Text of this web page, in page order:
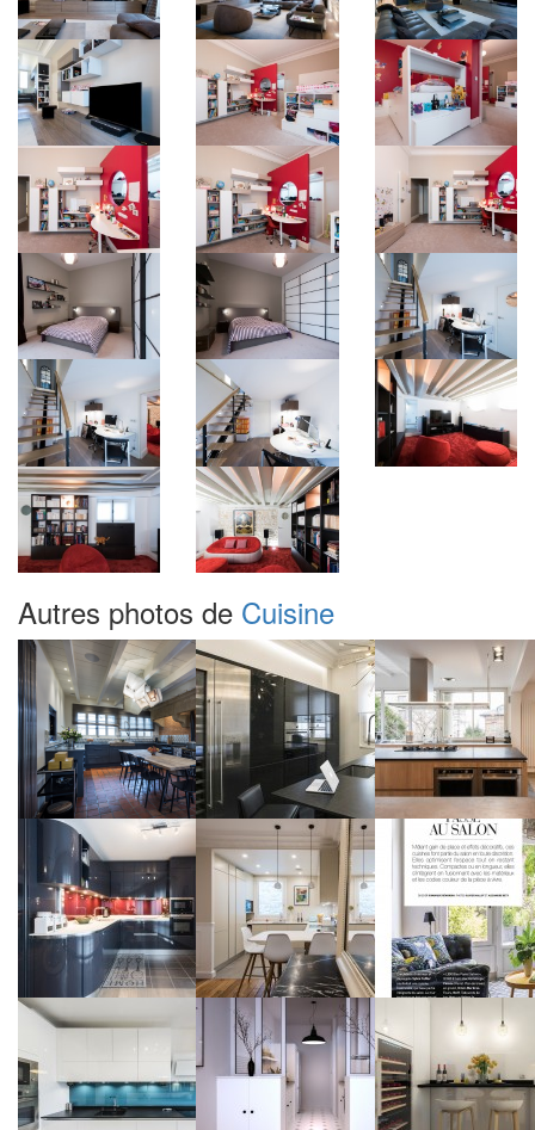
Autres photos de Cuisine